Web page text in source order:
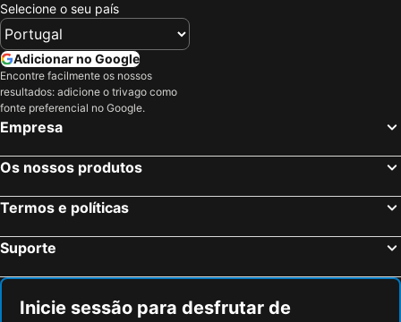
Selecione o seu país
Adicionar no Google
Encontre facilmente os nossos
resultados: adicione o trivago como
fonte preferencial no Google.
Empresa
Os nossos produtos
Termos e políticas
Suporte
Inicie sessão para desfrutar de